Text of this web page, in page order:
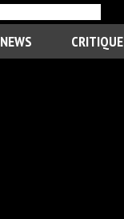
NEWS CRITIQUE